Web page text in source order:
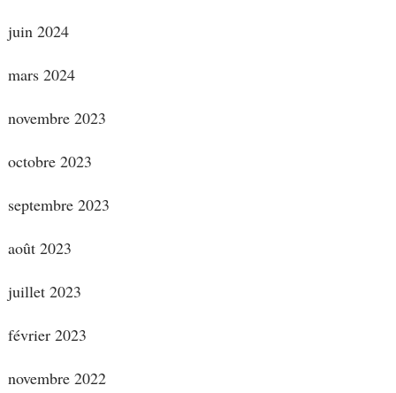
juin 2024
mars 2024
novembre 2023
octobre 2023
septembre 2023
août 2023
juillet 2023
février 2023
novembre 2022